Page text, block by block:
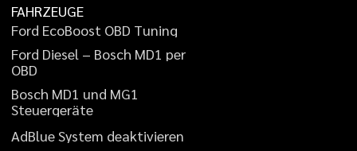
FAHRZEUGE
Ford EcoBoost OBD Tuning
Ford Diesel – Bosch MD1 per
OBD
Bosch MD1 und MG1
Steuergeräte
AdBlueSystem deaktivieren